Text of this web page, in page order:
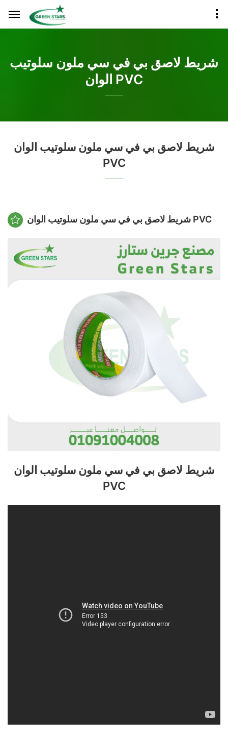
شريط لاصق بي في سي ملون سلوتيب
الوان PVC
شريط لاصق بي في سي ملون سلوتيب الوان
PVC
شريط لاصق بي في سي ملون سلوتيب الوان PVC
شريط لاصق بي في سي ملون سلوتيب الوان
PVC